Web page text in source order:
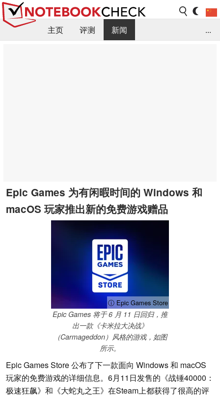
主页 评测
新闻
...
Epic Games 为有闲暇时间的 Windows 和
macOS 玩家推出新的免费游戏赠品
ⓘ Epic Games Store
Epic Games 将于 6 月 11 日回归，推
出一款《卡米拉大决战》
（Carmageddon）风格的游戏，如图
所示。
Epic Games Store 公布了下一款面向 Windows 和 macOS
玩家的免费游戏的详细信息。6月11日发售的《战锤40000：
极速狂飙》和《大蛇丸之王》在Steam上都获得了很高的评